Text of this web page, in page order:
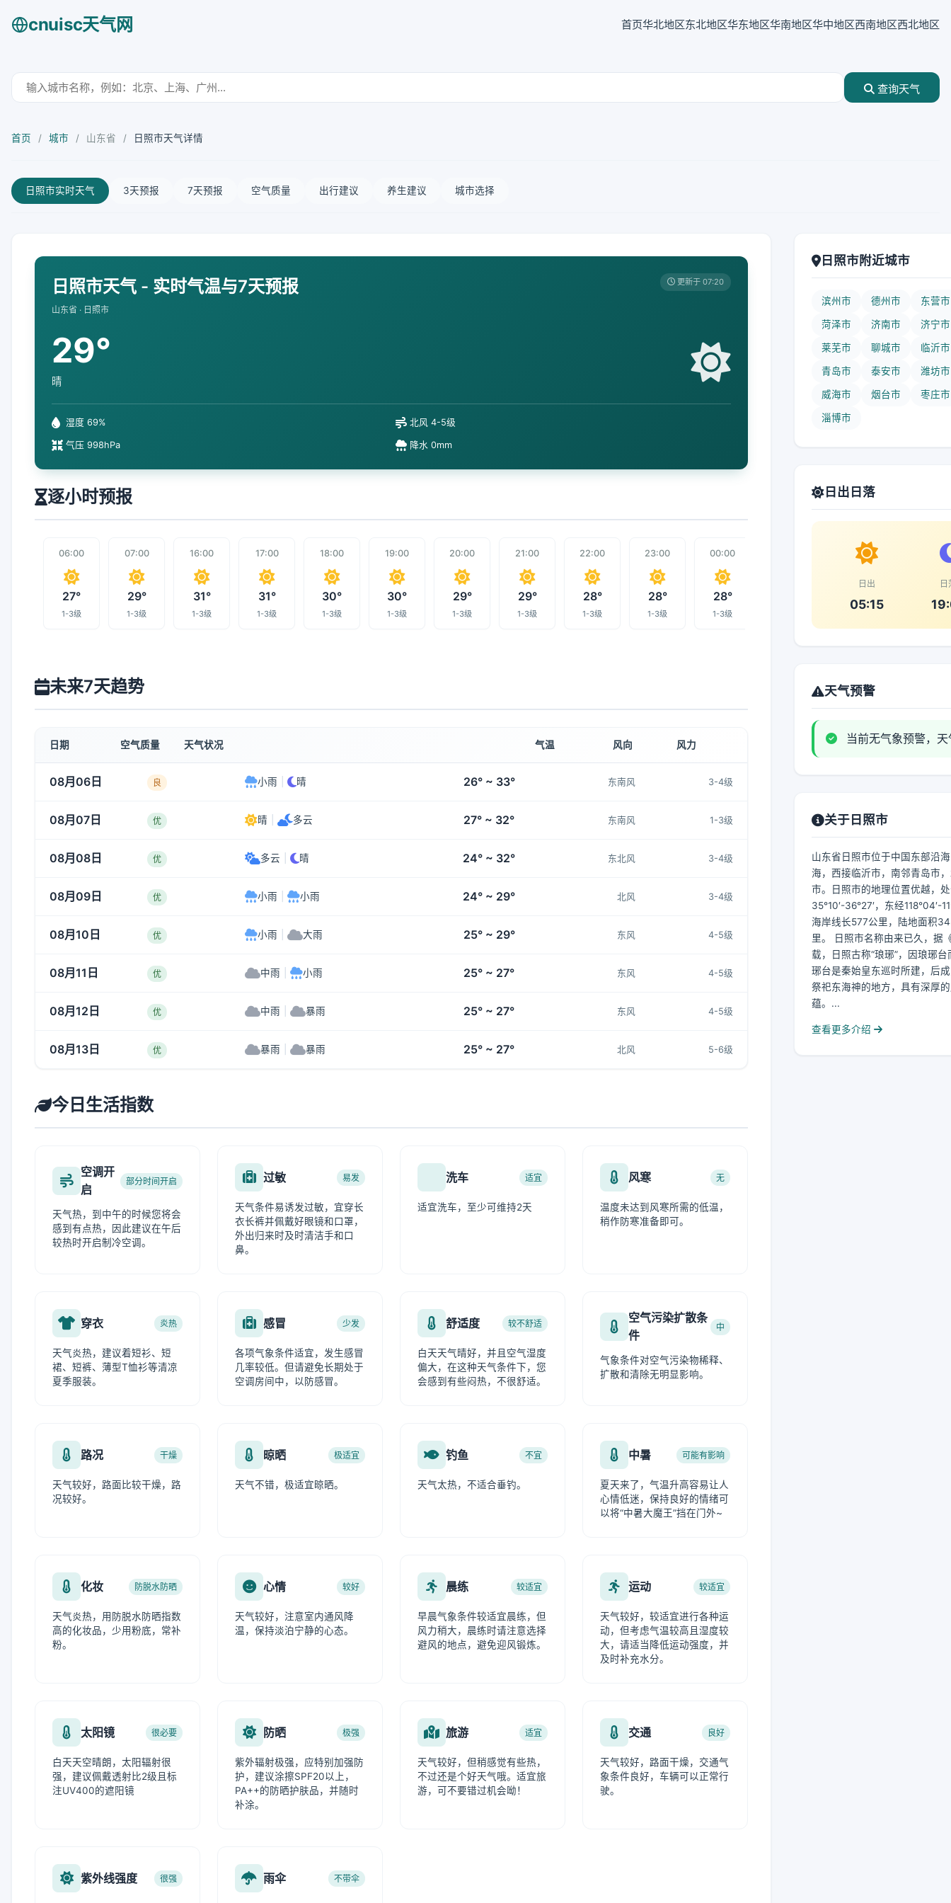
cnuisc天气网 首页华北地区东北地区华东地区华南地区华中地区西南地区西北地区
查询天气
首页 / 城市 / 山东省 / 日照市天气详情
日照市实时天气 3天预报 7天预报 空气质量 出行建议 养生建议 城市选择
日照市天气 - 实时气温与7天预报
山东省 · 日照市
更新于 07:20
29°
晴
湿度 69% 北风 4-5级
气压 998hPa 降水 0mm
逐小时预报
06:00
27°
1-3级
07:00
29°
1-3级
16:00
31°
1-3级
17:00
31°
1-3级
18:00
30°
1-3级
19:00
30°
1-3级
20:00
29°
1-3级
21:00
29°
1-3级
22:00
28°
1-3级
23:00
28°
1-3级
00:00
28°
1-3级
08:00
28°
未来7天趋势
日期 空气质量 天气状况 气温 风向 风力
08月06日 良 小雨 晴 26° ~ 33° 东南风 3-4级
08月07日 优 晴 多云 27° ~ 32° 东南风 1-3级
08月08日 优 多云 晴 24° ~ 32° 东北风 3-4级
08月09日 优 小雨 小雨 24° ~ 29° 北风 3-4级
08月10日 优 小雨 大雨 25° ~ 29° 东风 4-5级
08月11日 优 中雨 小雨 25° ~ 27° 东风 4-5级
08月12日 优 中雨 暴雨 25° ~ 27° 东风 4-5级
08月13日 优 暴雨 暴雨 25° ~ 27° 北风 5-6级
今日生活指数
空调开
启
部分时间开启
天气热，到中午的时候您将会
感到有点热，因此建议在午后
较热时开启制冷空调。
过敏 易发
天气条件易诱发过敏，宜穿长
衣长裤并佩戴好眼镜和口罩，
外出归来时及时清洁手和口
鼻。
洗车 适宜
适宜洗车，至少可维持2天
风寒 无
温度未达到风寒所需的低温，
稍作防寒准备即可。
穿衣 炎热
天气炎热，建议着短衫、短
裙、短裤、薄型T恤衫等清凉
夏季服装。
感冒 少发
各项气象条件适宜，发生感冒
几率较低。但请避免长期处于
空调房间中，以防感冒。
舒适度 较不舒适
白天天气晴好，并且空气湿度
偏大，在这种天气条件下，您
会感到有些闷热，不很舒适。
空气污染扩散条
件
中
气象条件对空气污染物稀释、
扩散和清除无明显影响。
路况 干燥
天气较好，路面比较干燥，路
况较好。
晾晒 极适宜
天气不错，极适宜晾晒。
钓鱼 不宜
天气太热，不适合垂钓。
中暑 可能有影响
夏天来了，气温升高容易让人
心情低迷，保持良好的情绪可
以将“中暑大魔王”挡在门外~
化妆 防脱水防晒
天气炎热，用防脱水防晒指数
高的化妆品，少用粉底，常补
粉。
心情 较好
天气较好，注意室内通风降
温，保持淡泊宁静的心态。
晨练 较适宜
早晨气象条件较适宜晨练，但
风力稍大，晨练时请注意选择
避风的地点，避免迎风锻炼。
运动 较适宜
天气较好，较适宜进行各种运
动，但考虑气温较高且湿度较
大，请适当降低运动强度，并
及时补充水分。
太阳镜 很必要
白天天空晴朗，太阳辐射很
强，建议佩戴透射比2级且标
注UV400的遮阳镜
防晒 极强
紫外辐射极强，应特别加强防
护，建议涂擦SPF20以上，
PA++的防晒护肤品，并随时
补涂。
旅游 适宜
天气较好，但稍感觉有些热，
不过还是个好天气哦。适宜旅
游，可不要错过机会呦！
交通 良好
天气较好，路面干燥，交通气
象条件良好，车辆可以正常行
驶。
紫外线强度 很强 雨伞 不带伞
日照市附近城市
滨州市 德州市 东营市
菏泽市 济南市 济宁市
莱芜市 聊城市 临沂市
青岛市 泰安市 潍坊市
威海市 烟台市 枣庄市
淄博市
日出日落
日出
05:15
日
天气预警
当前无气象预警，
关于日照市
山东省日照市位于中国东部沿
海，西接临沂市，南邻青岛市
市。日照市的地理位置优越，
35°10′-36°27′，东经118°04′-
海岸线长577公里，陆地面积
里。 日照市名称由来已久，据
载，日照古称“琅琊”，因琅琊
琊台是秦始皇东巡时所建，后
祭祀东海神的地方，具有深厚
蕴。...
查看更多介绍